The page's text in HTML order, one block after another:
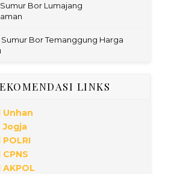
Bor Lumajang
Sumur Bor Temanggung Harga
LINKS
Unhan
Jogja